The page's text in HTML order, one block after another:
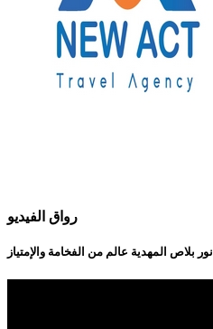
رواق الفيديو
نور بلاص المهدية عالم من الفخامة والإمتياز